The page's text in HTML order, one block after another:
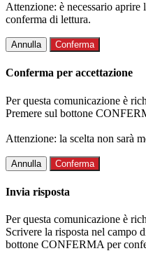
Attenzione: è necessario aprire
conferma di lettura.
Annulla Conferma
Conferma per accettazione
Per questa comunicazione è
Premere sul bottone
Attenzione: la scelta non sarà
Annulla Conferma
Invia risposta
Per questa comunicazione è
Scrivere la risposta nel campo
bottone CONFERMA per